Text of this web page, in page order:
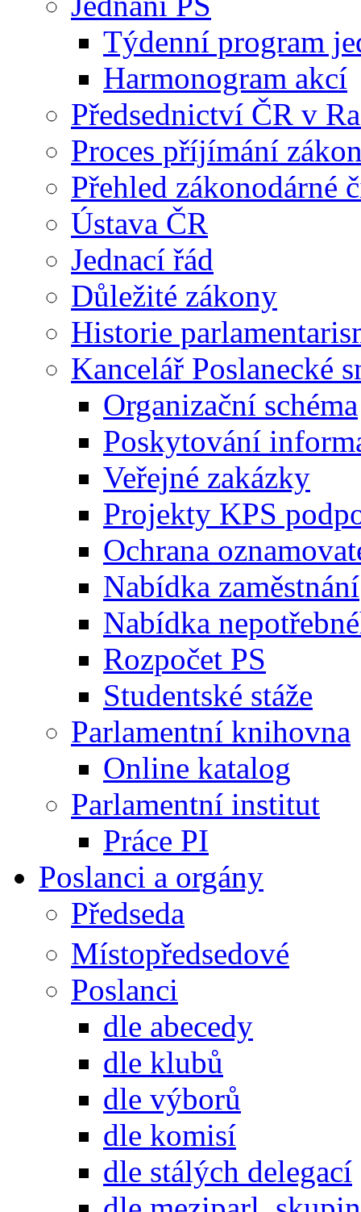
Týdenní program
Harmonogram akcí
Předsednictví ČR v
Proces příjímání
Přehled zákonodárné
Ústava ČR
Jednací řád
Důležité zákony
Historie
Kancelář Poslanecké
Organizační schéma
Poskytování
Veřejné zakázky
Projekty KPS
Ochrana
Nabídka zaměstnání
Nabídka
Rozpočet PS
Studentské stáže
Parlamentní knihovna
Online katalog
Parlamentní institut
Práce PI
Poslanci a orgány
Předseda
Místopředsedové
Poslanci
dle abecedy
dle klubů
dle výborů
dle komisí
dle stálých delegací